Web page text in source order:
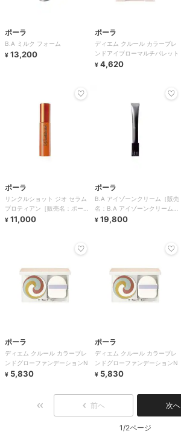
ポーラ
B.A ミルク フォーム
¥ 13,200
ポーラ
ディエム クルール カラーブレ
ンドアイブローマルチパレット
¥ 4,620
ポーラ
リンクルショット ジオ セラム
プロティアン［販売名：ポーラ
WRS セラム N
¥ 11,000
ポーラ
B.A アイゾーンクリーム［販売
名：B.A アイゾーンクリーム
N］
¥ 19,800
ポーラ
ディエム クルール カラーブレ
ンドグローファンデーションN
¥ 5,830
ポーラ
ディエム クルール カラーブレ
ンドグローファンデーションN
¥ 5,830
前へ 次へ
1/2ページ